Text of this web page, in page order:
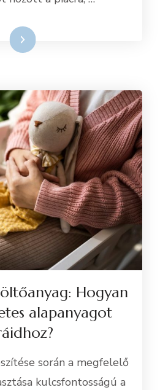
Hogyan
alapanyagot
során a megfelelő
kulcsfontosságú a